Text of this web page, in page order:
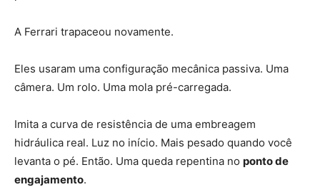
A Ferrari trapaceou novamente.
Eles usaram uma configuração mecânica passiva. Uma
câmera. Um rolo. Uma mola pré-carregada.
Imita a curva de resistência de uma embreagem
hidráulica real. Luz no início. Mais pesado quando você
levanta o pé. Então. Uma queda repentina no ponto de
engajamento.